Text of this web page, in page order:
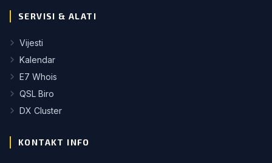
SERVISI & ALATI
Vijesti
Kalendar
E7 Whois
QSL Biro
DX Cluster
KONTAKT INFO